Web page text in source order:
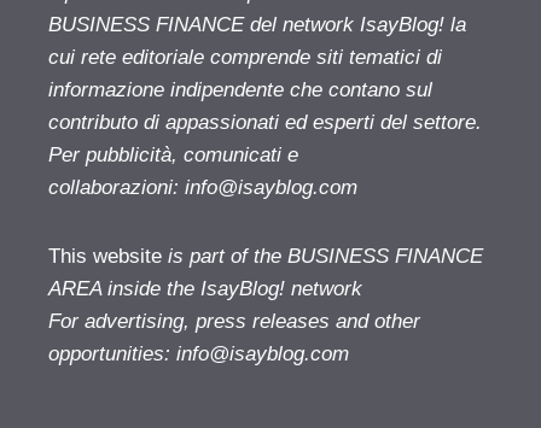
BUSINESS FINANCE del network IsayBlog! la
cui rete editoriale comprende siti tematici di
informazione indipendente che contano sul
contributo di appassionati ed esperti del settore.
Per pubblicità, comunicati e
collaborazioni: info@isayblog.com
This website is part of the BUSINESS FINANCE
AREA inside the IsayBlog! network
For advertising, press releases and other
opportunities: info@isayblog.com